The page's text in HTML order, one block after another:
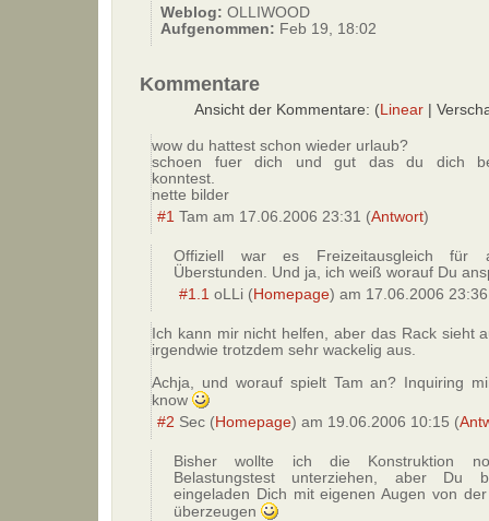
Weblog: OLLIWOOD
Aufgenommen: Feb 19, 18:02
Kommentare
Ansicht der Kommentare: (Linear |
wow du hattest schon wieder urlaub?
schoen fuer dich und gut das du dich
konntest.
nette bilder
#1 Tam am 17.06.2006 23:31 (Antwort)
Offiziell war es Freizeitausgleich für
Überstunden. Und ja, ich weiß worauf Du
#1.1 oLLi (Homepage) am 17.06.2006 23:36
Ich kann mir nicht helfen, aber das Rack sieht
irgendwie trotzdem sehr wackelig aus.
Achja, und worauf spielt Tam an? Inquiring
know
#2 Sec (Homepage) am 19.06.2006 10:15 (
Bisher wollte ich die Konstruktion
Belastungstest unterziehen, aber Du
eingeladen Dich mit eigenen Augen von
überzeugen